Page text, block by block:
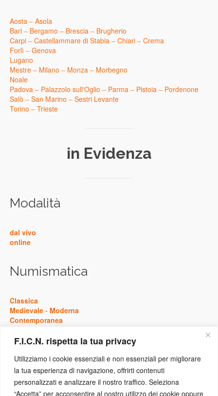
F.I.C.N. rispetta la tua privacy
Utilizziamo i cookie essenziali e non essenziali per migliorare
la tua esperienza di navigazione, offrirti contenuti
personalizzati e analizzare il nostro traffico. Seleziona
“Accetta” per acconsentire al nostro utilizzo dei cookie oppure
Aosta – Asola
Bari – Bergamo – Brescia – Brugherio
Carpi – Castellammare di Stabia – Chiari – Crema
Forlì – Genova
Lugano
Mestre – Milano – Monza – Morbegno
Noale
Padova – Palazzolo sull'Oglio – Parma – Pistoia – Pordenone
Salò – San Marino – Sestri Levante
Torino – Trieste
in Evidenza
Modalità
dal vivo
online
Numismatica
Classica
Medievale - Moderna
Contemporanea
Storia
Antica
Medievale